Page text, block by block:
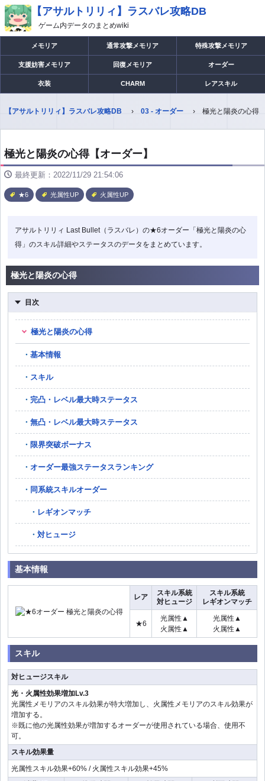
【アサルトリリィ】ラスバレ攻略DB
ゲーム内データのまとめwiki
メモリア 通常攻撃メモリア 特殊攻撃メモリア
支援妨害メモリア 回復メモリア オーダー
衣装 CHARM レアスキル
【アサルトリリィ】ラスバレ攻略DB 03 - オーダー 極光と陽炎の心得
極光と陽炎の心得【オーダー】
最終更新：2022/11/29 21:54:06
★6 光属性UP 火属性UP
アサルトリリィ Last Bullet（ラスバレ）の★6オーダー「極光と陽炎の心
得」のスキル詳細やステータスのデータをまとめています。
極光と陽炎の心得
目次
極光と陽炎の心得
基本情報
スキル
完凸・レベル最大時ステータス
無凸・レベル最大時ステータス
限界突破ボーナス
オーダー最強ステータスランキング
同系統スキルオーダー
レギオンマッチ
対ヒュージ
基本情報
レア
スキル系統
対ヒュージ
スキル系統
レギオンマッチ
★6
光属性▲
火属性▲
光属性▲
火属性▲
スキル
対ヒュージスキル
光・火属性効果増加Lv.3
光属性メモリアのスキル効果が特大増加し、火属性メモリアのスキル効果が
増加する。
※既に他の光属性効果が増加するオーダーが使用されている場合、使用不
可。
スキル効果量
光属性スキル効果+60% / 火属性スキル効果+45%